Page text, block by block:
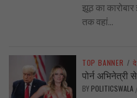
झूठ का
तक वहां...
TOP BANNER /
पोर्न
BY POLITICSWALA /